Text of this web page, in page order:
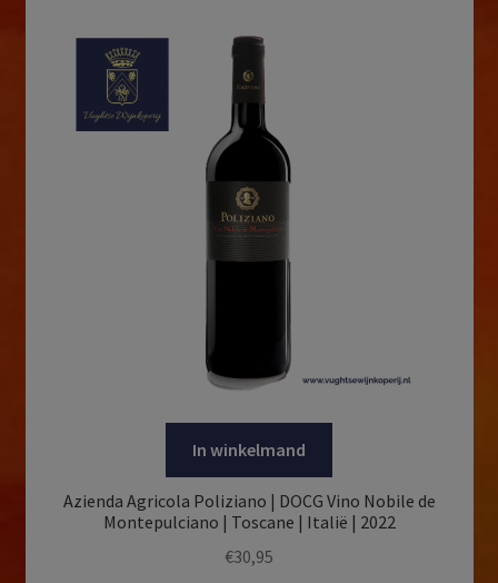
In winkelmand
Azienda Agricola Poliziano | DOCG Vino Nobile de
Montepulciano | Toscane | Italië | 2022
€30,95